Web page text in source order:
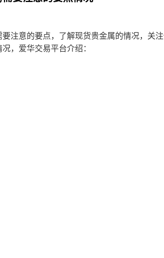
意的要点，了解现货贵金属的情况，关
，爱华交易平台介绍：